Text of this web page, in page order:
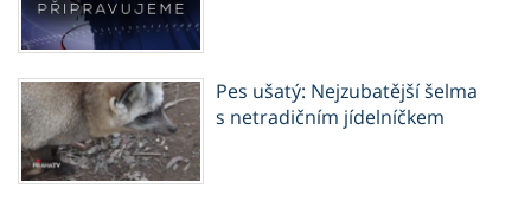
Pes ušatý: Nejzubatější šelma
s netradičním jídelníčkem